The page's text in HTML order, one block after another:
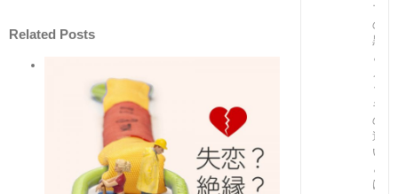
Related Posts
プ
の
黒
と
ッ
キ
の
違
い
と
は？